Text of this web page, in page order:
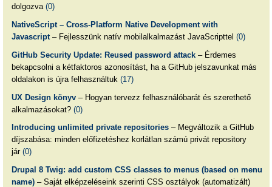
dolgozva (0)
NativeScript – Cross-Platform Native Development with
Javascript– Fejlesszünk natív mobilalkalmazást JavaScripttel (0)
GitHub Security Update: Reused password attack– Érdemes
bekapcsolni a kétfaktoros azonosítást, ha a GitHub jelszavunkat más
oldalakon is újra felhasználtuk (17)
UX Design könyv– Hogyan tervezz felhasználóbarát és szerethető
alkalmazásokat? (0)
Introducing unlimited private repositories– Megváltozik a GitHub
díjszabása: minden előfizetéshez korlátlan számú privát repository
jár (0)
Drupal 8 Twig: add custom CSS classes to menus (based on menu
name)– Saját elképzeléseink szerinti CSS osztályok (automatizált)